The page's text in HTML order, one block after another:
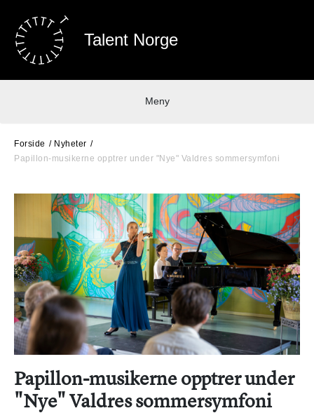
Talent Norge
Meny
Forside
Nyheter
Papillon-musikerne opptrer under "Nye" Valdres sommersymfoni
Papillon-musikerne opptrer under
"Nye" Valdres sommersymfoni